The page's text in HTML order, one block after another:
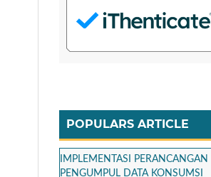
POPULARS ARTICLE
IMPLEMENTASI PERANCANGAN
PENGUMPUL DATA KONSUMSI